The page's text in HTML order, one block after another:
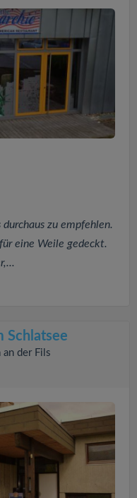
zu empfehlen.
eine Weile gedeckt.
Schlatsee
an der Fils